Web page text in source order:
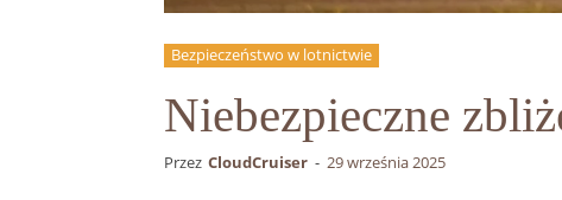
Bezpieczeństwo w lotnictwie
Niebezpieczne
Przez CloudCruiser - 29 września 2025